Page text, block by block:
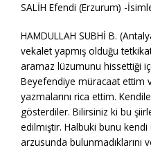
SALİH Efendi (Erzurum) -
HAMDULLAH SUBHİ B.
vekalet yapmış olduğu
aramaz lüzumunu hissettiği
Beyefendiye müracaat ettim
yazmalarını rica ettim.
gösterdiler. Bilirsiniz ki bu
edilmiştir. Halbuki bunu
arzusunda